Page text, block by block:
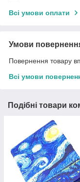
Всі умови оплати
Умови
Повернення товару
Всі умови
Подібні товари